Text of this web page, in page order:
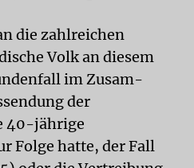
die zahlreichen
Volk an diesem
im Zusam-
der
40-jährige
Folge hatte, der Fall